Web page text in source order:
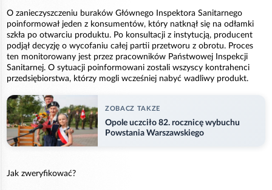
O zanieczyszczeniu buraków Głównego Inspektora Sanitarnego
poinformował jeden z konsumentów, który natknął się na odłamki
szkła po otwarciu produktu. Po konsultacji z instytucją, producent
podjął decyzję o wycofaniu całej partii przetworu z obrotu. Proces
ten monitorowany jest przez pracowników Państwowej Inspekcji
Sanitarnej. O sytuacji poinformowani zostali wszyscy kontrahenci
przedsiębiorstwa, którzy mogli wcześniej nabyć wadliwy produkt.
ZOBACZ TAKZE
Opole uczciło 82. rocznicę wybuchu
Powstania Warszawskiego
Jak zweryfikować?